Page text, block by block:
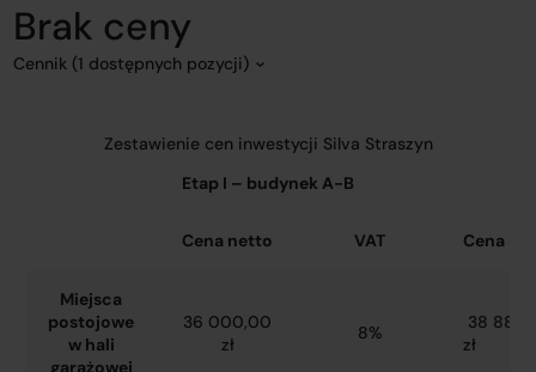
Brak ceny
Cennik (1 dostępnych pozycji)
Zestawienie cen inwestycji Silva Straszyn
Etap I – budynek A-B
Cena netto VAT Cena
Miejsca
postojowe
w hali
garażowej
36 000,00
zł
8%
38
zł